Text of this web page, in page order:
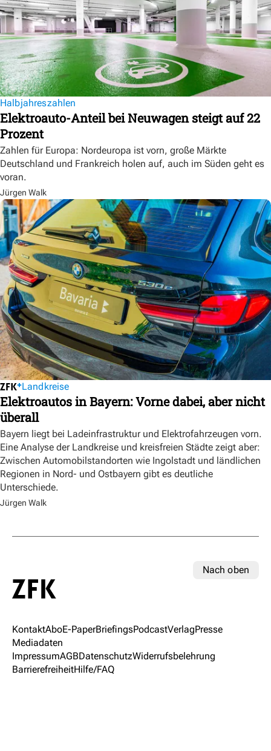
Halbjahreszahlen
Elektroauto-Anteil bei Neuwagen steigt auf 22
Prozent
Zahlen für Europa: Nordeuropa ist vorn, große Märkte
Deutschland und Frankreich holen auf, auch im Süden geht es
voran.
Jürgen Walk
Landkreise
Elektroautos in Bayern: Vorne dabei, aber nicht
überall
Bayern liegt bei Ladeinfrastruktur und Elektrofahrzeugen vorn.
Eine Analyse der Landkreise und kreisfreien Städte zeigt aber:
Zwischen Automobilstandorten wie Ingolstadt und ländlichen
Regionen in Nord- und Ostbayern gibt es deutliche
Unterschiede.
Jürgen Walk
Nach oben
KontaktAboE-PaperBriefingsPodcastVerlagPresse
Mediadaten
ImpressumAGBDatenschutzWiderrufsbelehrung
BarrierefreiheitHilfe/FAQ